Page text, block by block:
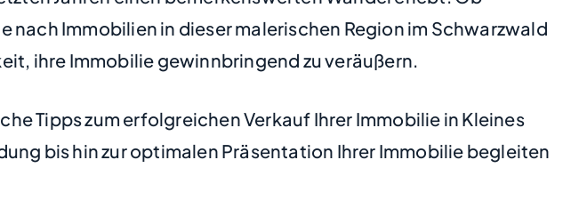
Immobilien in dieser malerischen Region im Schwarzwald
ihre Immobilie gewinnbringend zu veräußern.
Tipps zum erfolgreichen Verkauf Ihrer Immobilie in Kleines
bis hin zur optimalen Präsentation Ihrer Immobilie begleiten